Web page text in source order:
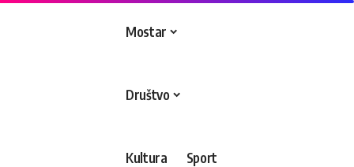
Mostar
Društvo
Kultura Sport